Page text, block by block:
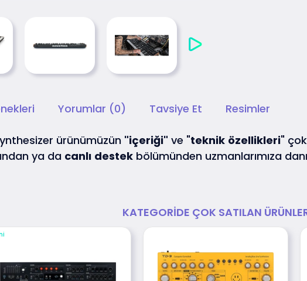
Yorumlar (0) Tavsiye Et Resimler
ürünümüzün "içeriği" ve "teknik özellikleri"
ya da canlı destek bölümünden uzmanlarımıza
KATEGORIDE ÇOK SATILAN